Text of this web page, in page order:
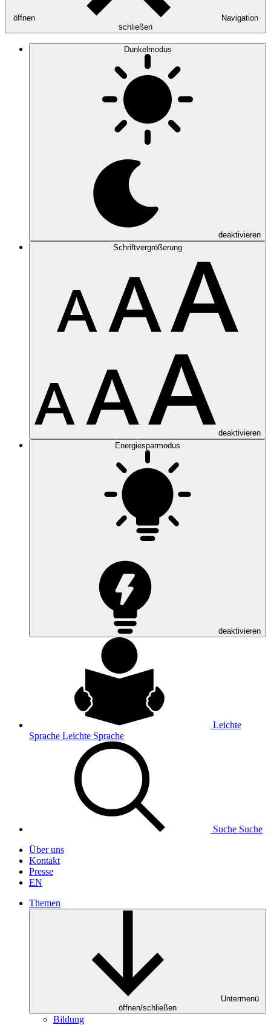
öffnen
Navigation
schließen
Dunkelmodus
deaktivieren
Schriftvergrößerung
deaktivieren
Energiesparmodus
deaktivieren
Leichte
Sprache Leichte Sprache
Suche Suche
Über uns
Kontakt
Presse
EN
Themen
Untermenü
öffnen/schließen
Bildung